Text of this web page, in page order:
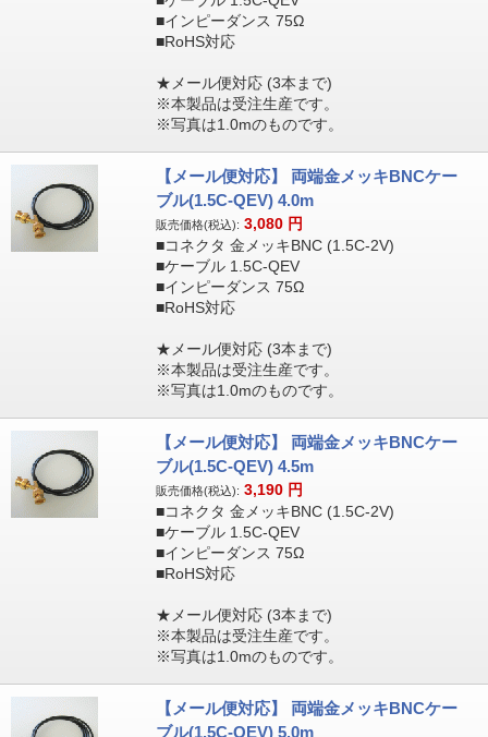
■インピーダンス 75Ω
■RoHS対応
★メール便対応 (3本まで)
※本製品は受注生産です。
※写真は1.0mのものです。
【メール便対応】 両端金メッキBNCケー
ブル(1.5C-QEV) 4.0m
販売価格(税込): 3,080 円
■コネクタ 金メッキBNC (1.5C-2V)
■ケーブル 1.5C-QEV
■インピーダンス 75Ω
■RoHS対応
★メール便対応 (3本まで)
※本製品は受注生産です。
※写真は1.0mのものです。
【メール便対応】 両端金メッキBNCケー
ブル(1.5C-QEV) 4.5m
販売価格(税込): 3,190 円
■コネクタ 金メッキBNC (1.5C-2V)
■ケーブル 1.5C-QEV
■インピーダンス 75Ω
■RoHS対応
★メール便対応 (3本まで)
※本製品は受注生産です。
※写真は1.0mのものです。
【メール便対応】 両端金メッキBNCケー
ブル(1.5C-QEV) 5.0m